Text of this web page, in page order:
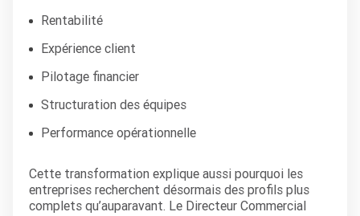
Rentabilité
Expérience client
Pilotage financier
Structuration des équipes
Performance opérationnelle
Cette transformation explique aussi pourquoi les
entreprises recherchent désormais des profils plus
complets qu’auparavant. Le Directeur Commercial